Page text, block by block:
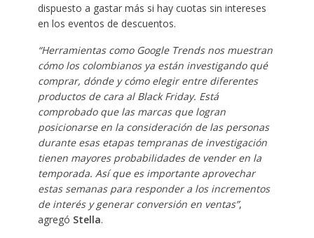
dispuesto a gastar más si hay cuotas sin intereses
en los eventos de descuentos.
“Herramientas como Google Trends nos muestran
cómo los colombianos ya están investigando qué
comprar, dónde y cómo elegir entre diferentes
productos de cara al Black Friday. Está
comprobado que las marcas que logran
posicionarse en la consideración de las personas
durante esas etapas tempranas de investigación
tienen mayores probabilidades de vender en la
temporada. Así que es importante aprovechar
estas semanas para responder a los incrementos
de interés y generar conversión en ventas”,
agregó Stella.